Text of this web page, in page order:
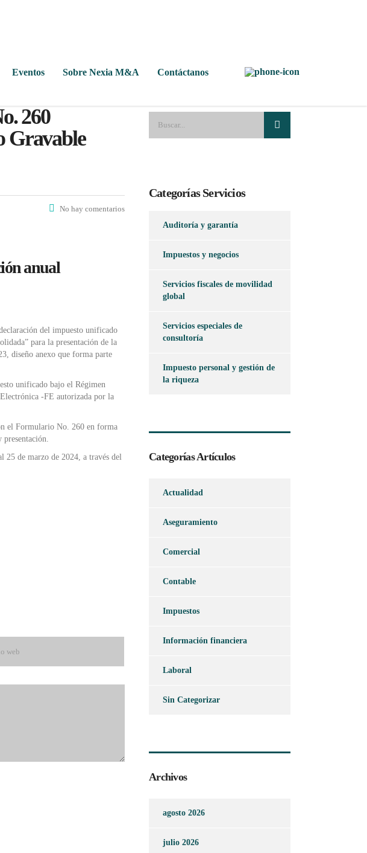
Eventos Sobre Nexia M&A Contáctanos
260
Gravable
No hay comentarios
anual
del impuesto unificado
para la presentación de la
diseño anexo que forma parte
unificado bajo el Régimen
-FE autorizada por la
el Formulario No. 260 en forma
25 de marzo de 2024, a través del
Categorías Servicios
Auditoría y garantía
Impuestos y negocios
Servicios fiscales de movilidad
global
Servicios especiales de
consultoría
Impuesto personal y gestión de
la riqueza
Categorías Artículos
Actualidad
Aseguramiento
Comercial
Contable
Impuestos
Información financiera
Laboral
Sin Categorizar
Archivos
agosto 2026
julio 2026